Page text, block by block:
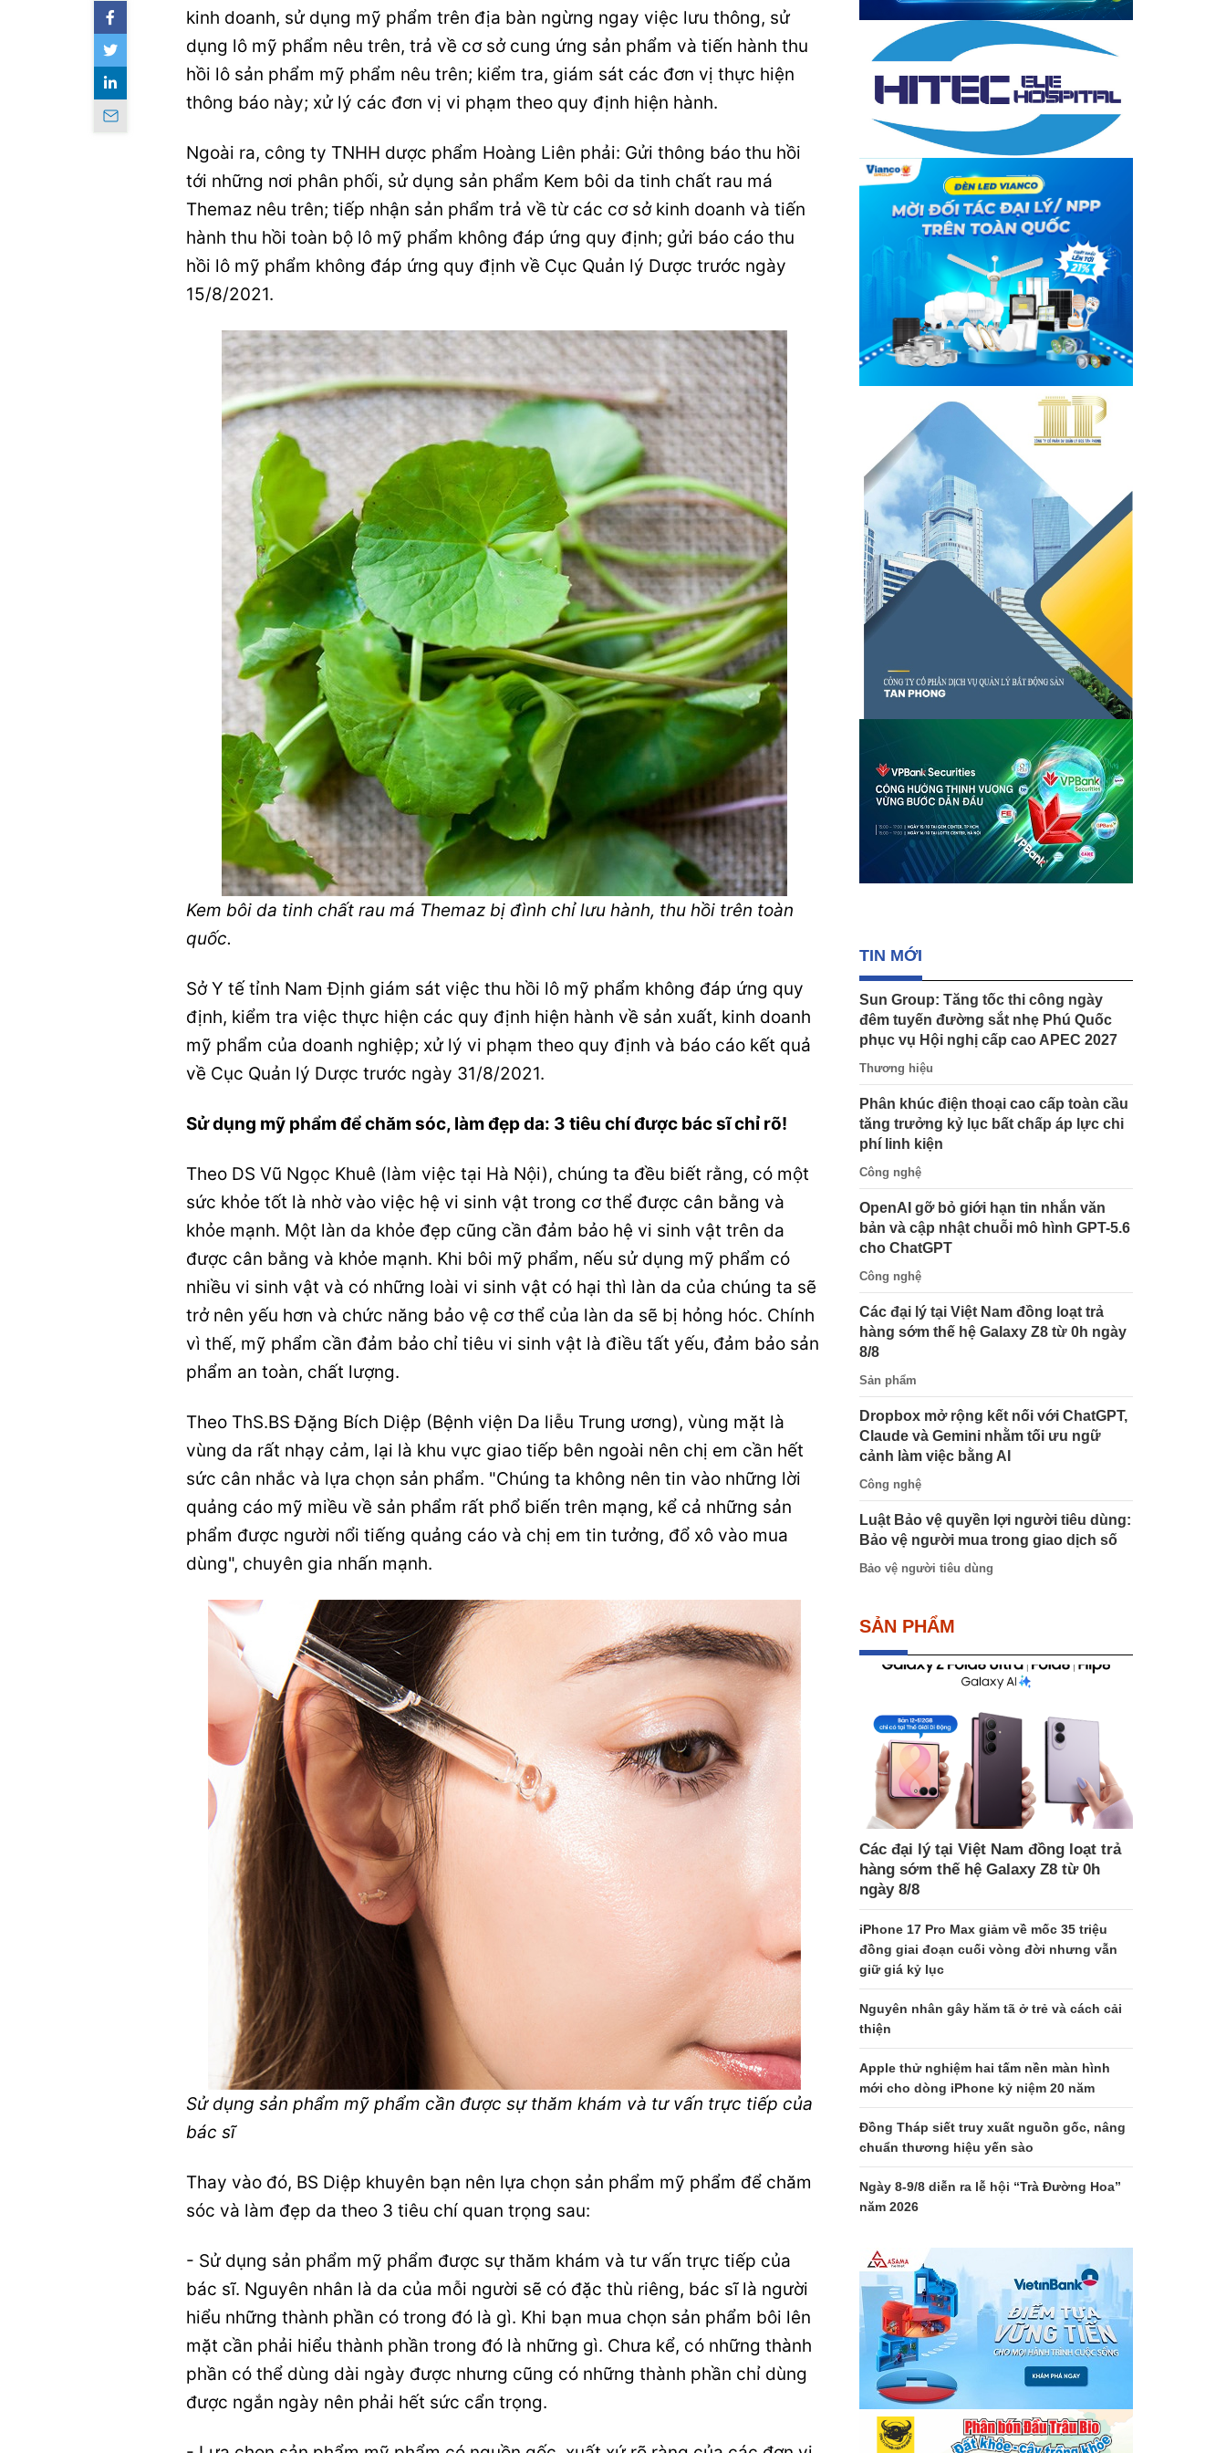
kinh doanh, sử dụng mỹ phẩm trên địa bàn ngừng ngay việc lưu thông, sử
dụng lô mỹ phẩm nêu trên, trả về cơ sở cung ứng sản phẩm và tiến hành thu
hồi lô sản phẩm mỹ phẩm nêu trên; kiểm tra, giám sát các đơn vị thực hiện
thông báo này; xử lý các đơn vị vi phạm theo quy định hiện hành.
Ngoài ra, công ty TNHH dược phẩm Hoàng Liên phải: Gửi thông báo thu hồi
tới những nơi phân phối, sử dụng sản phẩm Kem bôi da tinh chất rau má
Themaz nêu trên; tiếp nhận sản phẩm trả về từ các cơ sở kinh doanh và tiến
hành thu hồi toàn bộ lô mỹ phẩm không đáp ứng quy định; gửi báo cáo thu
hồi lô mỹ phẩm không đáp ứng quy định về Cục Quản lý Dược trước ngày
15/8/2021.
Kem bôi da tinh chất rau má Themaz bị đình chỉ lưu hành, thu hồi trên toàn
quốc.
Sở Y tế tỉnh Nam Định giám sát việc thu hồi lô mỹ phẩm không đáp ứng quy
định, kiểm tra việc thực hiện các quy định hiện hành về sản xuất, kinh doanh
mỹ phẩm của doanh nghiệp; xử lý vi phạm theo quy định và báo cáo kết quả
về Cục Quản lý Dược trước ngày 31/8/2021.
Sử dụng mỹ phẩm để chăm sóc, làm đẹp da: 3 tiêu chí được bác sĩ chỉ rõ!
Theo DS Vũ Ngọc Khuê (làm việc tại Hà Nội), chúng ta đều biết rằng, có một
sức khỏe tốt là nhờ vào việc hệ vi sinh vật trong cơ thể được cân bằng và
khỏe mạnh. Một làn da khỏe đẹp cũng cần đảm bảo hệ vi sinh vật trên da
được cân bằng và khỏe mạnh. Khi bôi mỹ phẩm, nếu sử dụng mỹ phẩm có
nhiều vi sinh vật và có những loài vi sinh vật có hại thì làn da của chúng ta sẽ
trở nên yếu hơn và chức năng bảo vệ cơ thể của làn da sẽ bị hỏng hóc. Chính
vì thế, mỹ phẩm cần đảm bảo chỉ tiêu vi sinh vật là điều tất yếu, đảm bảo sản
phẩm an toàn, chất lượng.
Theo ThS.BS Đặng Bích Diệp (Bệnh viện Da liễu Trung ương), vùng mặt là
vùng da rất nhạy cảm, lại là khu vực giao tiếp bên ngoài nên chị em cần hết
sức cân nhắc và lựa chọn sản phẩm. "Chúng ta không nên tin vào những lời
quảng cáo mỹ miều về sản phẩm rất phổ biến trên mạng, kể cả những sản
phẩm được người nổi tiếng quảng cáo và chị em tin tưởng, đổ xô vào mua
dùng", chuyên gia nhấn mạnh.
Sử dụng sản phẩm mỹ phẩm cần được sự thăm khám và tư vấn trực tiếp của
bác sĩ
Thay vào đó, BS Diệp khuyên bạn nên lựa chọn sản phẩm mỹ phẩm để chăm
sóc và làm đẹp da theo 3 tiêu chí quan trọng sau:
- Sử dụng sản phẩm mỹ phẩm được sự thăm khám và tư vấn trực tiếp của
bác sĩ. Nguyên nhân là da của mỗi người sẽ có đặc thù riêng, bác sĩ là người
hiểu những thành phần có trong đó là gì. Khi bạn mua chọn sản phẩm bôi lên
mặt cần phải hiểu thành phần trong đó là những gì. Chưa kể, có những thành
phần có thể dùng dài ngày được nhưng cũng có những thành phần chỉ dùng
được ngắn ngày nên phải hết sức cẩn trọng.
TIN MỚI
Sun Group: Tăng tốc thi công ngày
đêm tuyến đường sắt nhẹ Phú Quốc
phục vụ Hội nghị cấp cao APEC 2027
Thương hiệu
Phân khúc điện thoại cao cấp toàn cầu
tăng trưởng kỷ lục bất chấp áp lực chi
phí linh kiện
Công nghệ
OpenAI gỡ bỏ giới hạn tin nhắn văn
bản và cập nhật chuỗi mô hình GPT-5.6
cho ChatGPT
Công nghệ
Các đại lý tại Việt Nam đồng loạt trả
hàng sớm thế hệ Galaxy Z8 từ 0h ngày
8/8
Sản phẩm
Dropbox mở rộng kết nối với ChatGPT,
Claude và Gemini nhằm tối ưu ngữ
cảnh làm việc bằng AI
Công nghệ
Luật Bảo vệ quyền lợi người tiêu dùng:
Bảo vệ người mua trong giao dịch số
Bảo vệ người tiêu dùng
SẢN PHẨM
Các đại lý tại Việt Nam đồng loạt trả
hàng sớm thế hệ Galaxy Z8 từ 0h
ngày 8/8
iPhone 17 Pro Max giảm về mốc 35 triệu
đồng giai đoạn cuối vòng đời nhưng vẫn
giữ giá kỷ lục
Nguyên nhân gây hăm tã ở trẻ và cách cải
thiện
Apple thử nghiệm hai tấm nền màn hình
mới cho dòng iPhone kỷ niệm 20 năm
Đồng Tháp siết truy xuất nguồn gốc, nâng
chuẩn thương hiệu yến sào
Ngày 8-9/8 diễn ra lễ hội “Trà Đường Hoa”
năm 2026